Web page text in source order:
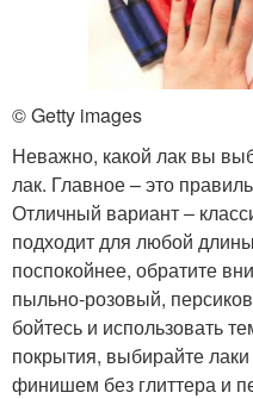
© Getty images
Неважно, какой лак вы
лак. Главное – это
Отличный вариант ‒
подходит для любой
поспокойнее, обратите
пыльно-розовый,
бойтесь и использовать
покрытия, выбирайте
финишем без глиттера и